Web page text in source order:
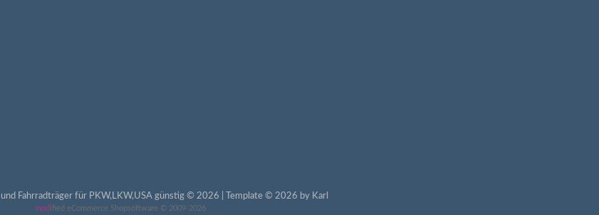
Fahrradträger für PKW,LKW,USA günstig © 2026 | Template © 2026 by Karl
mod ified eCommerce Shopsoftware © 2009-2026